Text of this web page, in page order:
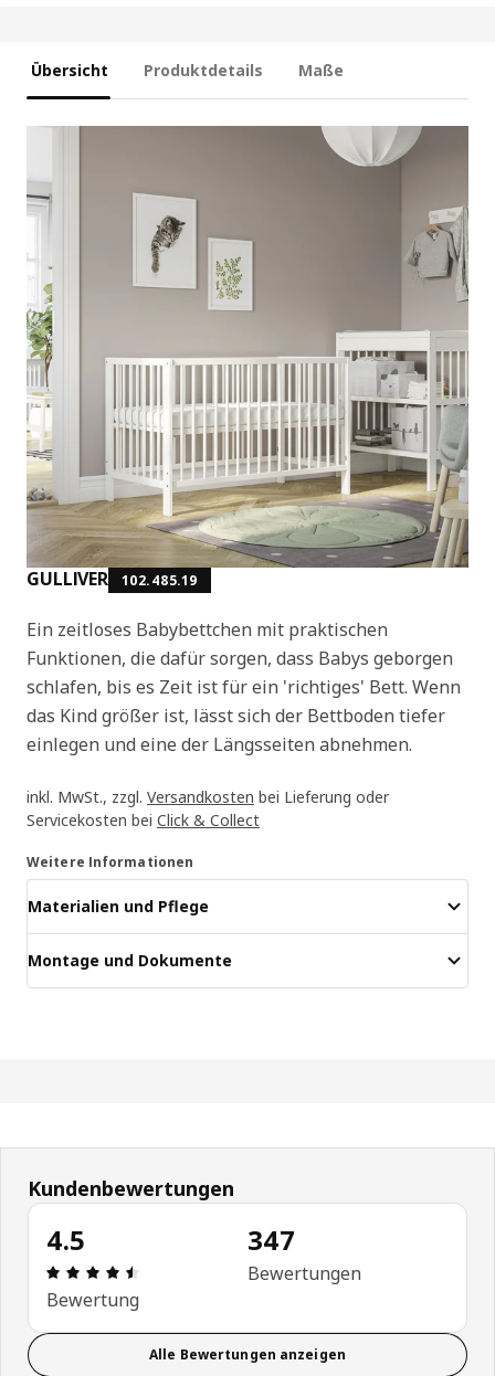
Übersicht Produktdetails Maße
GULLIVER 102.485.19
Ein zeitloses Babybettchen mit praktischen
Funktionen, die dafür sorgen, dass Babys geborgen
schlafen, bis es Zeit ist für ein 'richtiges' Bett. Wenn
das Kind größer ist, lässt sich der Bettboden tiefer
einlegen und eine der Längsseiten abnehmen.
inkl. MwSt., zzgl. Versandkosten bei Lieferung oder
Servicekosten bei Click & Collect
Weitere Informationen
Materialien und Pflege
Montage und Dokumente
Kundenbewertungen
4.5
Produktbewertung: 4.5 von 5 Sterne Alle
Bewertung
347
Bewertungen
Alle Bewertungen anzeigen